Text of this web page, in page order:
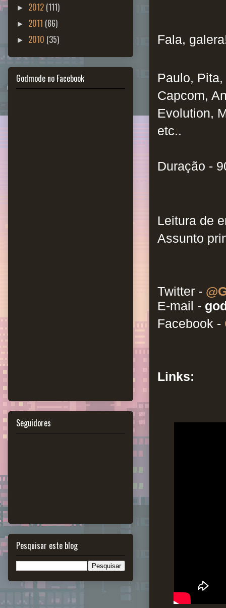
Fala,
Paulo,
Capcom,
Evolution,
etc..
Duração -
Leitura de
Assunto
Twitter -
E-mail -
Facebook -
Links:
► 2012 (111)
► 2011 (86)
► 2010 (35)
Godmode no Facebook
Seguidores
Pesquisar este blog